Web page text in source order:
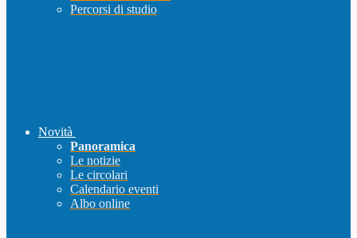
Percorsi di studio
Novità
Panoramica
Le notizie
Le circolari
Calendario eventi
Albo online